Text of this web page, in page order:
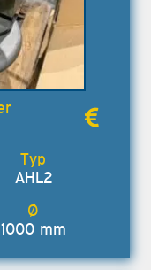
AHL2
1000 mm